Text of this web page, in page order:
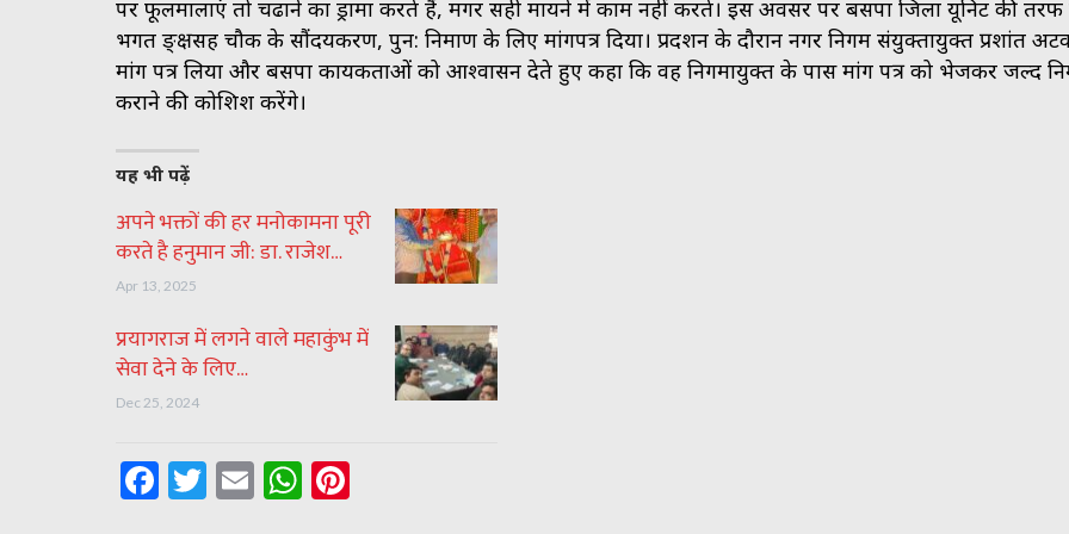
पर फूलमालाएं तो चढाने का ड्रामा करते हैं, मगर सही मायने में काम नहीं करते। इस अवसर पर बसपा जिला यूनिट की
भगत ङ्क्षसह चौक के सौंदर्यकरण, पुन: निर्माण के लिए मांगपत्र दिया। प्रदर्शन के दौरान नगर निगम संयुक्तायुक्त प्रशांत
मांग पत्र लिया और बसपा कार्यकताओं को आश्वासन देते हुए कहा कि वह निगमायुक्त के पास मांग पत्र को भेजकर जल्द
कराने की कोशिश करेंगे।
यह भी पढ़ें
अपने भक्तों की हर मनोकामना पूरी
करते है हनुमान जी: डा. राजेश…
Apr 13, 2025
प्रयागराज में लगने वाले महाकुंभ में
सेवा देने के लिए…
Dec 25, 2024
Facebook
Twitter
EmailWhatsApp